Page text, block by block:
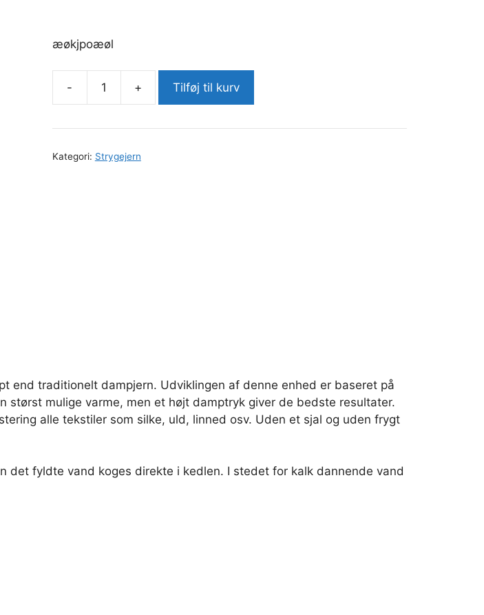
æøkjpoæøl
-
Strygejern
Professional
+ Tilføj til kurv
Kategori: Strygejern
end traditionelt dampjern. Udviklingen af denne enhed er baseret på
mulige varme, men et højt damptryk giver de bedste resultater.
alle tekstiler som silke, uld, linned osv. Uden et sjal og uden frygt
det fyldte vand koges direkte i kedlen. I stedet for kalk dannende vand